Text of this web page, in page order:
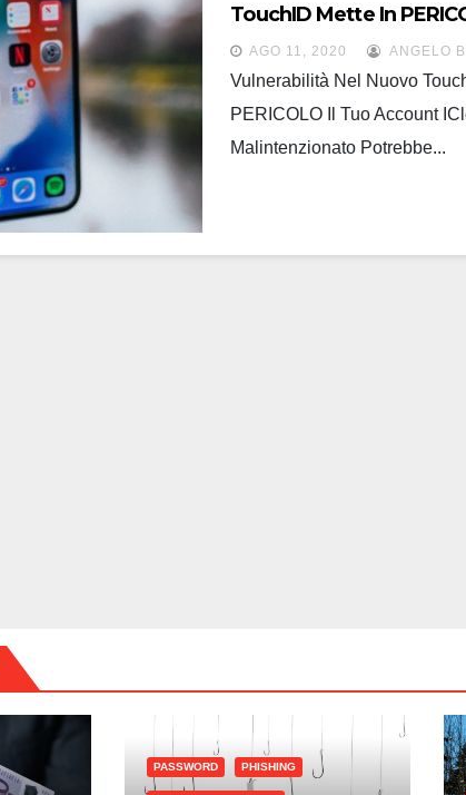
TouchID Mette In
Account ICloud!
AGO 11, 2020 ANGELO
Vulnerabilità Nel Nuovo
PERICOLO Il Tuo Account
Malintenzionato Potrebbe...
PASSWORD PHISHING